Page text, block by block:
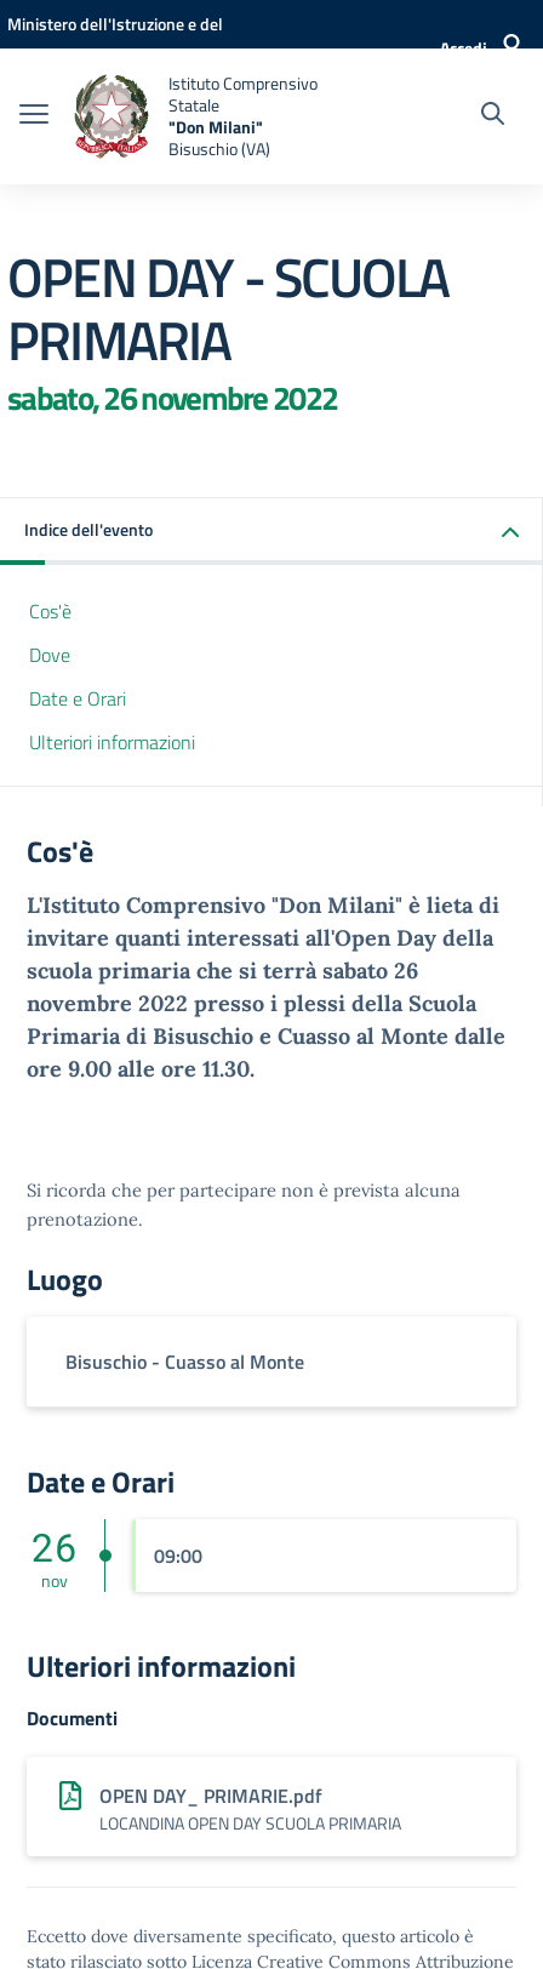
Vai ai contenuti
Vai al menu di navigazione
Vai al footer
Ministero dell'Istruzione e del
Accedi
Istituto Comprensivo
Statale
"Don Milani"
Bisuschio (VA)
OPEN DAY - SCUOLA
PRIMARIA
sabato, 26 novembre 2022
Indice dell'evento
Cos'è
Dove
Date e Orari
Ulteriori informazioni
Cos'è
L'Istituto Comprensivo "Don Milani" è lieta di
invitare quanti interessati all'Open Day della
scuola primaria che si terrà sabato 26
novembre 2022 presso i plessi della Scuola
Primaria di Bisuschio e Cuasso al Monte dalle
ore 9.00 alle ore 11.30.
Si ricorda che per partecipare non è prevista alcuna
prenotazione.
Luogo
Bisuschio - Cuasso al Monte
Date e Orari
26
nov
09:00
Ulteriori informazioni
Documenti
OPEN DAY_ PRIMARIE.pdf
LOCANDINA OPEN DAY SCUOLA PRIMARIA
Eccetto dove diversamente specificato, questo articolo è
stato rilasciato sotto Licenza Creative Commons Attribuzione